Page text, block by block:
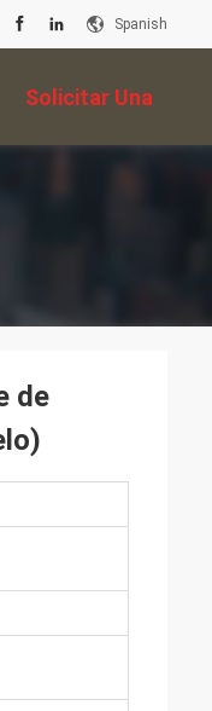
Spanish
Solicitar Una
Cotización
de